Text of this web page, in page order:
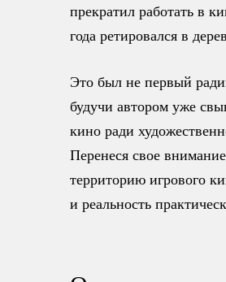
прекратил работать в
года ретировался в
Это был не первый
будучи автором уже
кино ради
Перенеся свое
территорию игрового
и реальность